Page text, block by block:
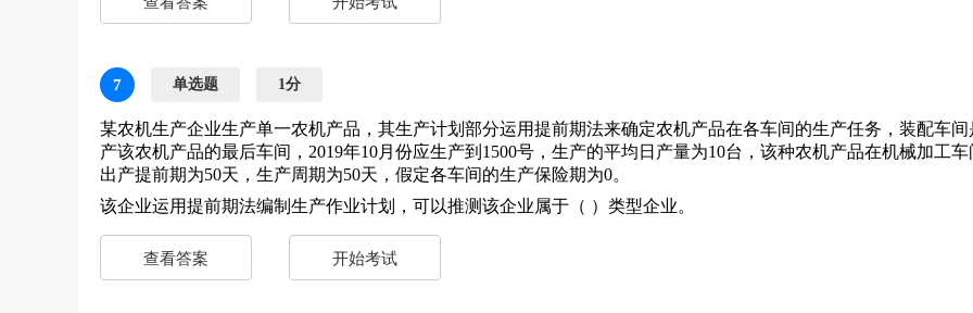
7 单选题 1分
某农机生产企业生产单一农机产品，其生产计划部分运用提前期法来确定农机产品在各车间的生产任务，装配车间
产该农机产品的最后车间，2019年10月份应生产到1500号，生产的平均日产量为10台，该种农机产品在机械加工车
出产提前期为50天，生产周期为50天，假定各车间的生产保险期为0。
该企业运用提前期法编制生产作业计划，可以推测该企业属于（ ）类型企业。
查看答案 开始考试